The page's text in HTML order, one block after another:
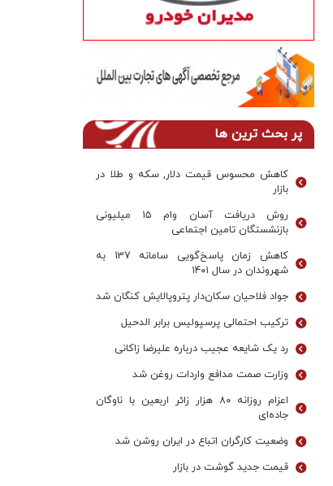
پر بحث ترین ها
کاهش محسوس قیمت دلار, سکه و طلا در
بازار
روش دریافت آسان وام ۱۵ میلیونی
بازنشستگان تامین اجتماعی
کاهش زمان پاسخ‌گویی سامانه 137 به
شهروندان در سال ۱۴۰۱
جواد فلاحیان سکان‌دار پتروپالایش کنگان شد
ترکیب احتمالی پرسپولیس برابر الدحیل
رد یک شایعه عجیب درباره علیرضا زاکانی
وزارت صمت مدافع واردات روغن شد
اعزام روزانه ۸۰ هزار زائر اربعین با ناوگان
جاده‌ای
وضعیت کارگران اتباع در ایران روشن شد
قیمت جدید گوشت در بازار